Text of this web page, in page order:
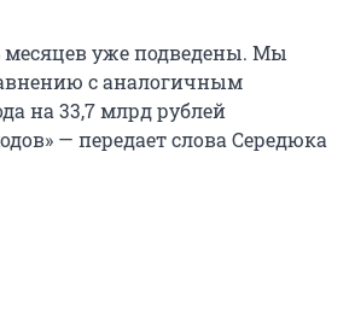
месяцев уже подведены. Мы
с аналогичным
на 33,7 млрд рублей
— передает слова Середюка